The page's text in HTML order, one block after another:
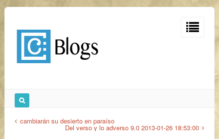
cambiarán su desierto en paraíso
Del verso y lo adverso 9.0 2013-01-26 18:53:00